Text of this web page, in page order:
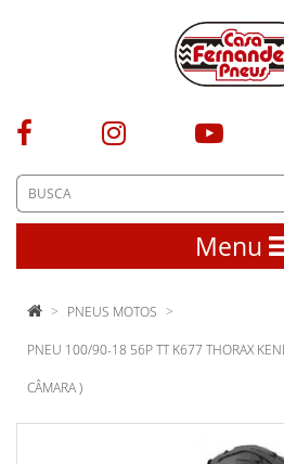
Menu
PNEUS MOTOS
PNEU 100/90-18 56P TT K677 THORAX
CÂMARA )